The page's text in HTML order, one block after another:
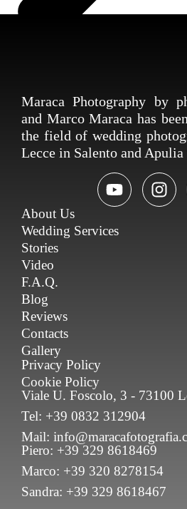
Maraca Photography by
and Marco Maraca has
the field of wedding
Lecce in Salento and Apulia
About Us
Wedding Services
Stories
Video
F.A.Q.
Blog
Reviews
Contacts
Gallery
Privacy Policy
Cookie Policy
Viale U. Foscolo, 3 - 73100
Tel: +39 0832 312904
Mail:
Piero: +39 329 8618469
Marco: +39 320 8278154
Sandra: +39 329 8618467